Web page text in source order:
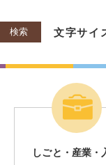
検索 文字サイ
しごと・産業・